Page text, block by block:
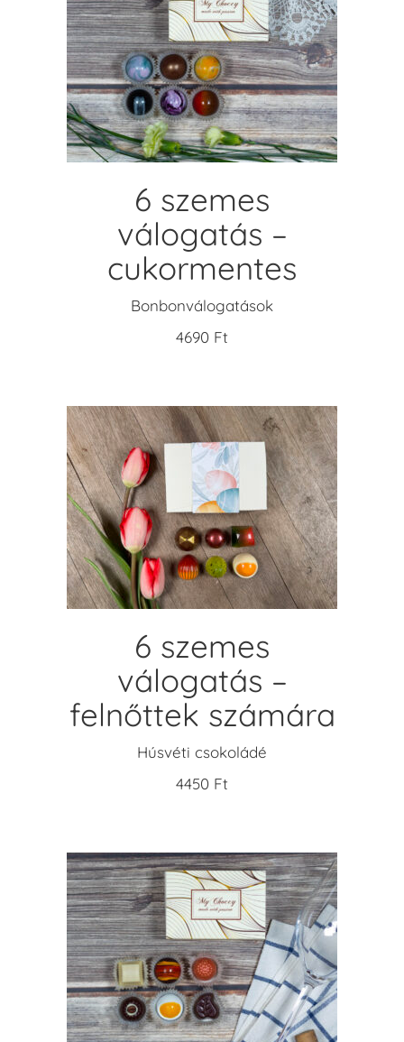
KOSÁRBA TESZEM
6 szemes
válogatás –
cukormentes
Bonbonválogatások
4690 Ft
KOSÁRBA TESZEM
6 szemes
válogatás –
felnőttek számára
Húsvéti csokoládé
4450 Ft
KOSÁRBA TESZEM